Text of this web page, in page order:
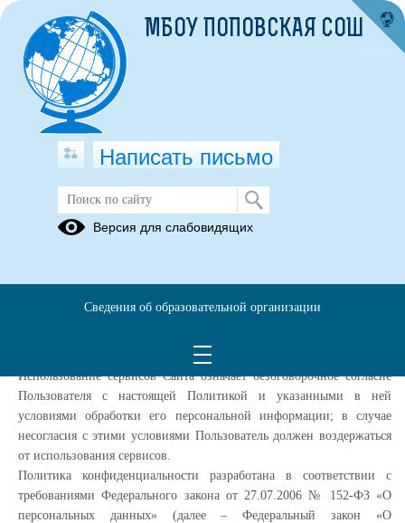
Политика конфиденциальности
общеобразовательная школа, (далее – Администрация Сайта)
, далее Сайт
Использование сервисов Сайта означает безоговорочное согласие
Пользователя с настоящей Политикой и указанными в ней
условиями обработки его персональной информации; в случае
несогласия с этими условиями Пользователь должен воздержаться
от использования сервисов.
Политика конфиденциальности разработана в соответствии с
требованиями Федерального закона от 27.07.2006 № 152-ФЗ «О
персональных данных» (далее – Федеральный закон «О
МБОУ ПОПОВСКАЯ СОШ
Написать письмо
Версия для слабовидящих
Сведения об образовательной организации